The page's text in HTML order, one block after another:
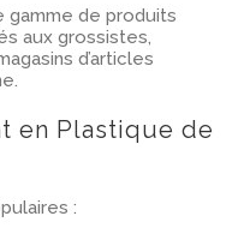
gamme de produits
aux grossistes,
d’articles
en Plastique de
: